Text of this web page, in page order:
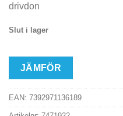
drivdon
Slut i lager
JÄMFÖR
EAN: 7392971136189